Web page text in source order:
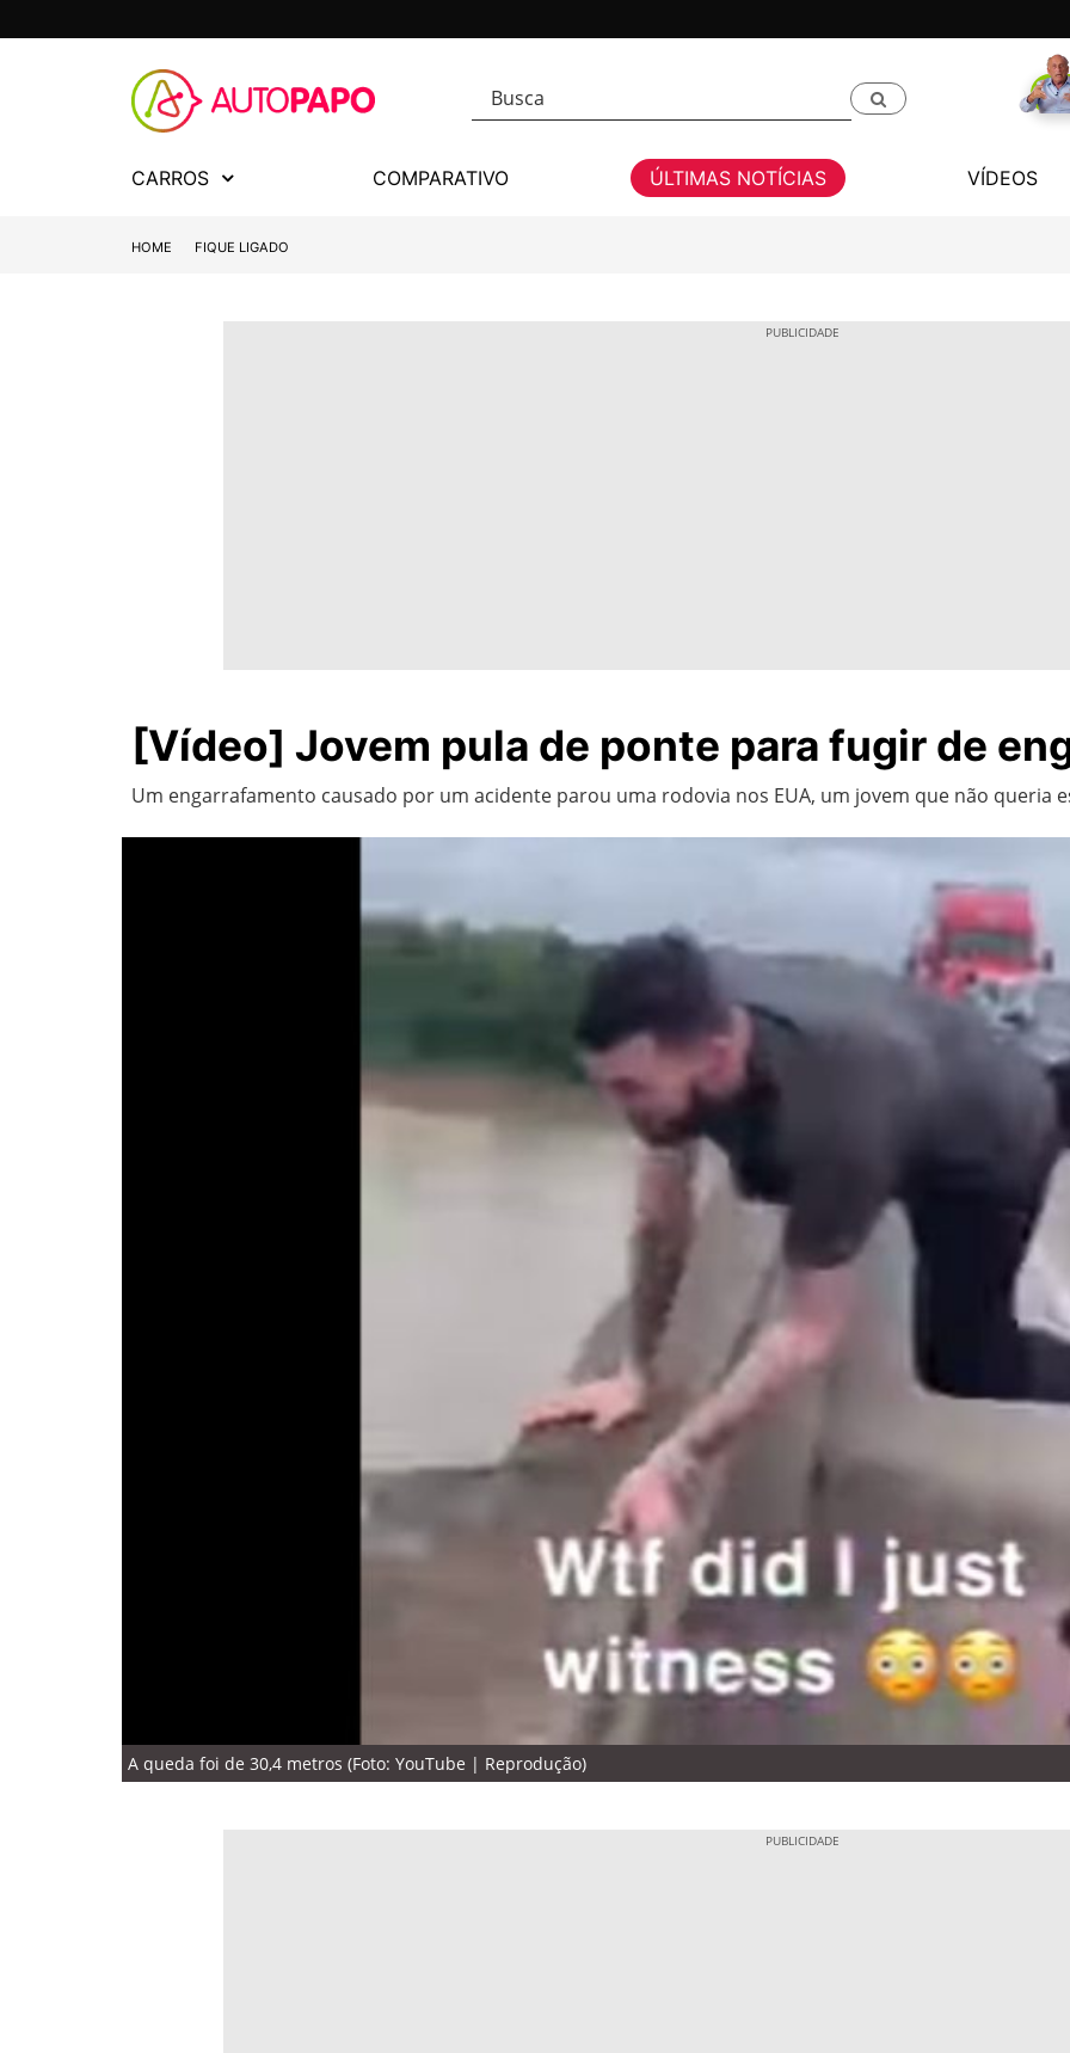
CARROS COMPARATIVO ÚLTIMAS NOTÍCIAS VÍDEOS
HOME FIQUE LIGADO
[Vídeo] Jovem pula de ponte para fugir de
Um engarrafamento causado por um acidente parou uma rodovia nos EUA, um jovem que não queria
A queda foi de 30,4 metros (Foto: YouTube | Reprodução)